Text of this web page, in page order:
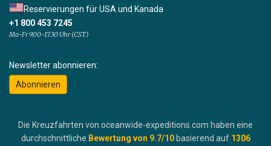
Reservierungen für USA und Kanada
+1 800 453 7245
Mo-Fr 9.00-17.30 Uhr (CST)
Newsletter abonnieren:
Abonnieren
Die Kreuzfahrten von oceanwide-expeditions.com haben eine
durchschnittliche Bewertung von 9.7/10 basierend auf 1306